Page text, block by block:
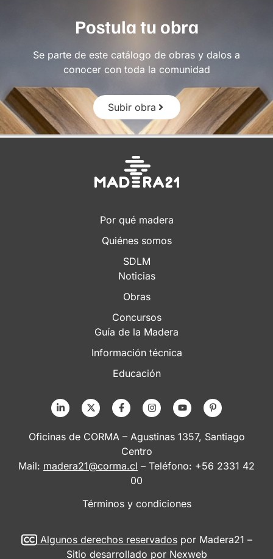
Postula tu obra
Se parte de este catálogo de obras y dalos a
conocer con toda la comunidad
Subir obra
Por qué madera
Quiénes somos
SDLM
Noticias
Obras
Concursos
Guía de la Madera
Información técnica
Educación
Oficinas de CORMA – Agustinas 1357, Santiago
Centro
Mail: madera21@corma.cl – Teléfono: +56 2331 42
00
Términos y condiciones
Algunos derechos reservadospor Madera21 –
Sitio desarrollado por Nexweb